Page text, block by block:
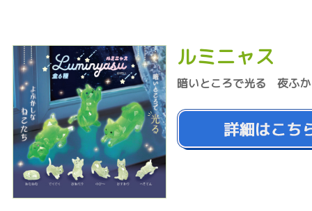
ルミニャス
暗いところで光る 夜ふ